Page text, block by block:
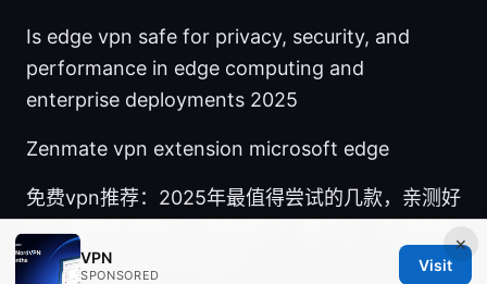
Is edge vpn safe for privacy, security, and
performance in edge computing and
enterprise deployments 2025
Zenmate vpn extension microsoft edge
免费vpn推荐：2025年最值得尝试的几款，亲测好
用！覆盖高速稳定、隐私保护、跨平台、多设备连
接、性价比高的实用清单
×
VPN
SPONSORED
Visit